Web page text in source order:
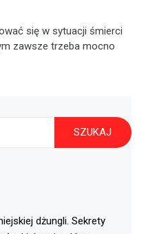
się w sytuacji śmierci
zawsze trzeba mocno
dżungli. Sekrety